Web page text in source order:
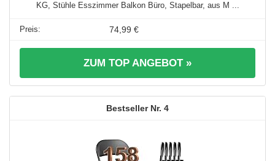
KG, Stühle Esszimmer Balkon Büro, Stapelbar, aus M ...
74,99 €
ZUM TOP ANGEBOT »
4